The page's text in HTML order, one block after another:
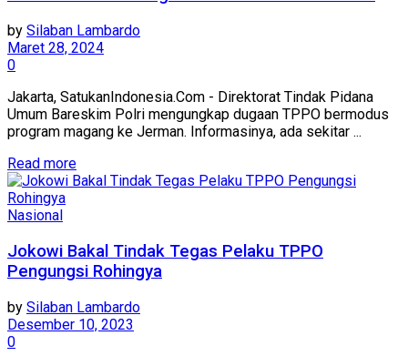
by Silaban Lambardo
Maret 28, 2024
0
Jakarta, SatukanIndonesia.Com - Direktorat Tindak Pidana
Umum Bareskim Polri mengungkap dugaan TPPO bermodus
program magang ke Jerman. Informasinya, ada sekitar ...
Read more
Nasional
Jokowi Bakal Tindak Tegas Pelaku TPPO
Pengungsi Rohingya
by Silaban Lambardo
Desember 10, 2023
0